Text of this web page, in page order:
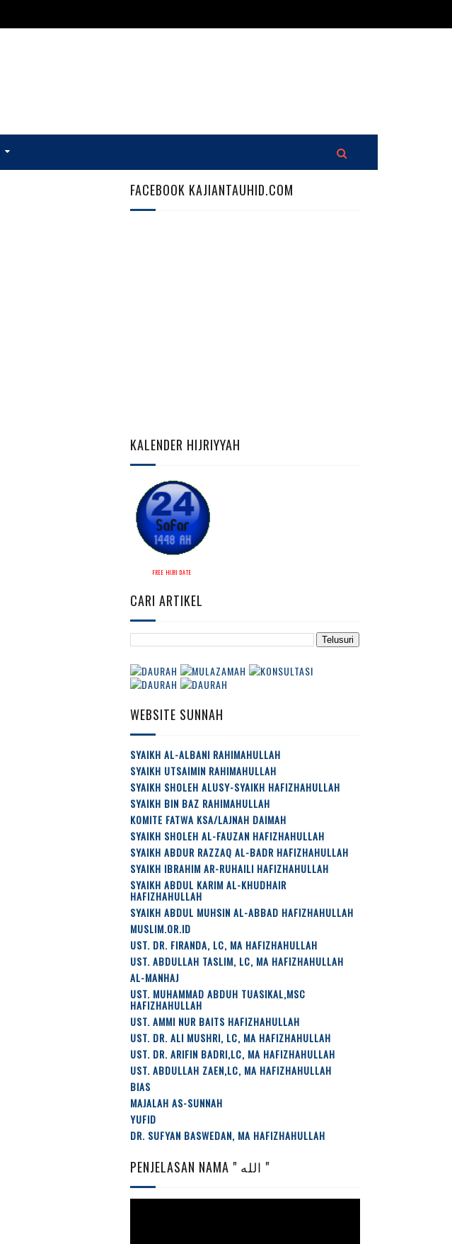
FACEBOOK KAJIANTAUHID.COM
KALENDER HIJRIYYAH
FREE HIJRI DATE
CARI ARTIKEL
WEBSITE SUNNAH
SYAIKH AL-ALBANI RAHIMAHULLAH
SYAIKH UTSAIMIN RAHIMAHULLAH
SYAIKH SHOLEH ALUSY-SYAIKH HAFIZHAHULLAH
SYAIKH BIN BAZ RAHIMAHULLAH
KOMITE FATWA KSA/LAJNAH DAIMAH
SYAIKH SHOLEH AL-FAUZAN HAFIZHAHULLAH
SYAIKH ABDUR RAZZAQ AL-BADR HAFIZHAHULLAH
SYAIKH IBRAHIM AR-RUHAILI HAFIZHAHULLAH
SYAIKH ABDUL KARIM AL-KHUDHAIR
HAFIZHAHULLAH
SYAIKH ABDUL MUHSIN AL-ABBAD HAFIZHAHULLAH
MUSLIM.OR.ID
UST. DR. FIRANDA, LC, MA HAFIZHAHULLAH
UST. ABDULLAH TASLIM, LC, MA HAFIZHAHULLAH
AL-MANHAJ
UST. MUHAMMAD ABDUH TUASIKAL,MSC
HAFIZHAHULLAH
UST. AMMI NUR BAITS HAFIZHAHULLAH
UST. DR. ALI MUSHRI, LC, MA HAFIZHAHULLAH
UST. DR. ARIFIN BADRI,LC, MA HAFIZHAHULLAH
UST. ABDULLAH ZAEN,LC, MA HAFIZHAHULLAH
BIAS
MAJALAH AS-SUNNAH
YUFID
DR. SUFYAN BASWEDAN, MA HAFIZHAHULLAH
PENJELASAN NAMA " الله "